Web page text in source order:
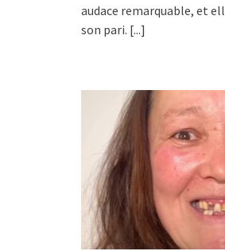
audace remarquable, et
son pari. [...]